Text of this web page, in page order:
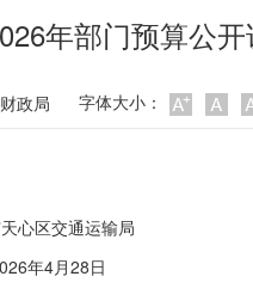
年部门预算公
政局 字体大小：
局